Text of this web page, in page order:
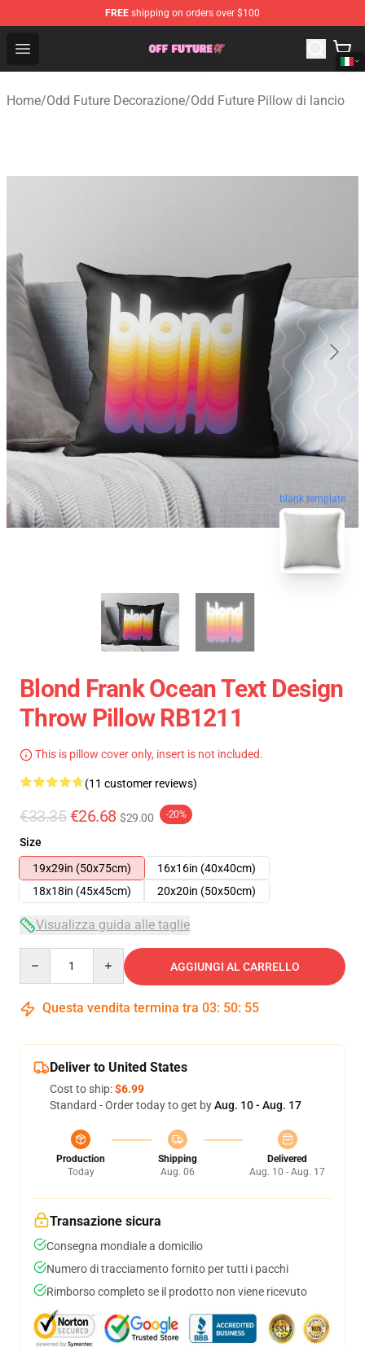
FREE shipping on orders over $100
Open menu
Odd Future Store - Official Odd Future Merchandise Shop
Home/Odd Future Decorazione/Odd Future Pillow di lancio
blank template
Blond Frank Ocean Text Design
Throw Pillow RB1211
This is pillow cover only, insert is not included.
(11 customer reviews)
€33.35 €26.68 $29.00 -20%
Size
19x29in (50x75cm)
16x16in (40x40cm)
18x18in (45x45cm)
20x20in (50x50cm)
Visualizza guida alle taglie
AGGIUNGI AL CARRELLO
Questa vendita termina tra 03: 50: 54
Deliver to United States
Cost to ship:$6.99
Standard - Order today to get byAug. 10 - Aug. 17
Production
Today
Shipping
Aug. 06
Delivered
Aug. 10 - Aug. 17
Transazione sicura
Consegna mondiale a domicilio
Numero di tracciamento fornito per tutti i pacchi
Rimborso completo se il prodotto non viene ricevuto